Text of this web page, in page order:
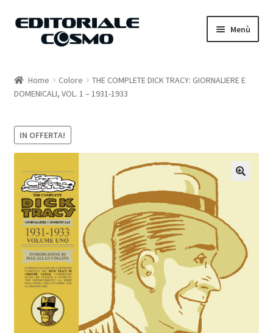
Vai
Vai
Menù
Catalogo
Carrello
Home Colore
THE COMPLETE DICK TRACY: GIORNALIERE E
DOMENICALI, VOL. 1 – 1931-1933
IN OFFERTA!